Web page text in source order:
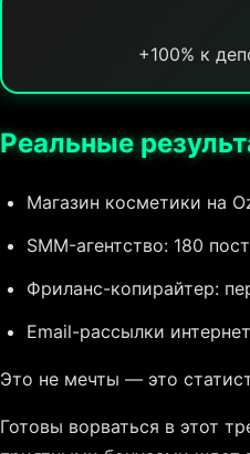
+100% к
Реальные
Магазин косметики на
SMM-агентство: 180
Фриланс-копирайтер:
Email-рассылки
Это не мечты — это
Готовы ворваться в этот